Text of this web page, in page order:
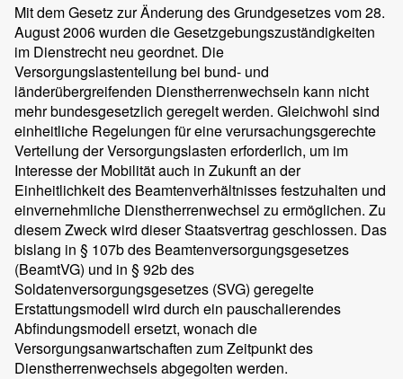
Mit dem Gesetz zur Änderung des Grundgesetzes vom 28.
August 2006 wurden die Gesetzgebungszuständigkeiten
im Dienstrecht neu geordnet. Die
Versorgungslastenteilung bei bund- und
länderübergreifenden Dienstherrenwechseln kann nicht
mehr bundesgesetzlich geregelt werden. Gleichwohl sind
einheitliche Regelungen für eine verursachungsgerechte
Verteilung der Versorgungslasten erforderlich, um im
Interesse der Mobilität auch in Zukunft an der
Einheitlichkeit des Beamtenverhältnisses festzuhalten und
einvernehmliche Dienstherrenwechsel zu ermöglichen. Zu
diesem Zweck wird dieser Staatsvertrag geschlossen. Das
bislang in § 107b des Beamtenversorgungsgesetzes
(BeamtVG) und in § 92b des
Soldatenversorgungsgesetzes (SVG) geregelte
Erstattungsmodell wird durch ein pauschalierendes
Abfindungsmodell ersetzt, wonach die
Versorgungsanwartschaften zum Zeitpunkt des
Dienstherrenwechsels abgegolten werden.